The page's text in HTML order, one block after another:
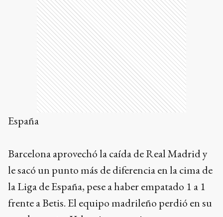
España
Barcelona aprovechó la caída de Real Madrid y
le sacó un punto más de diferencia en la cima de
la Liga de España, pese a haber empatado 1 a 1
frente a Betis. El equipo madrileño perdió en su